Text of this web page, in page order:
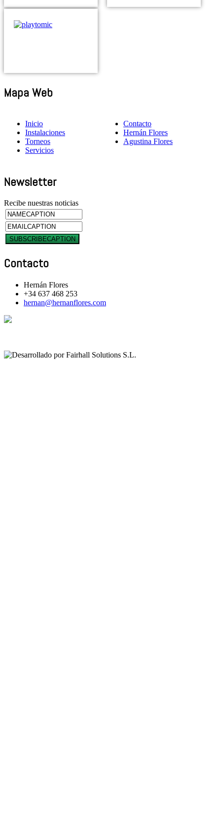
Mapa Web
Inicio
Instalaciones
Torneos
Servicios
Contacto
Hernán Flores
Agustina Flores
Newsletter
Recibe nuestras noticias
Contacto
Hernán Flores
+34 637 468 253
hernan@hernanflores.com